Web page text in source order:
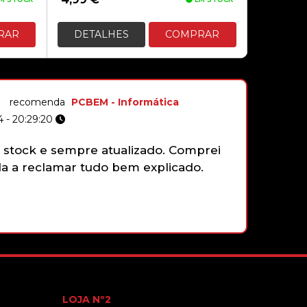
3,90€
T0714 – YELOW
4,90€
DETALHES COMPRAR
recomenda
PCBEM - Informática
- 20:29:20
e sempre atualizado. Comprei
a reclamar tudo bem explicado.
LOJA Nº2